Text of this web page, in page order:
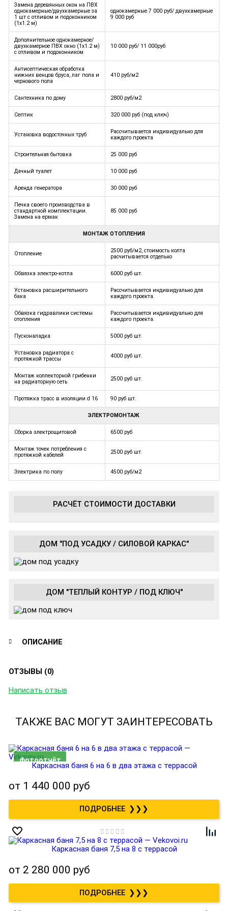
Замена деревянных окон на ПВХ
однокамерные/двухкамерные за
1 шт с отливом и подоконником
(1х1.2 м)
однокамерные 7 000 руб/ двухкамерные
9 000 руб
Дополнительное однокамерное/
двухкамерное ПВХ окно (1х1.2 м)
с отливом и подоконником
10 000 руб/ 11 000руб
Антисептическая обработка
нижних венцов бруса, лаг пола и
чернового пола
410 руб/м2
Сантехника по дому 2800 руб/м2
Септик 320 000 руб (под ключ)
Установка водосточных труб
Рассчитывается индивидуально для
каждого проекта
Строительная бытовка 25 000 руб
Дачный туалет 10 000 руб
Аренда генератора 30 000 руб
Печка своего производства в
стандартной комплектации.
Замена на ермак
85 000 руб
МОНТАЖ ОТОПЛЕНИЯ
Отопление
2500 руб/м2, стоимость колта
расчитывается отдельно
Обвязка электро-котла 6000 руб шт.
Установка расширительного
бака
Рассчитывается индивидуально для
каждого проекта.
Обвязка гидравлики системы
отопления
Рассчитывается индивидуально для
каждого проекта.
Пусконаладка 5000 руб шт.
Установка радиатора с
протяжкой трассы
4000 руб шт.
Монтаж коллекторной грибенки
на радиаторную сеть
2500 руб шт.
Протяжка трасс в изоляции d 16 90 руб шт.
ЭЛЕКТРОМОНТАЖ
Сборка электрощитовой 6500 руб
Монтаж точек потребления с
протяжкой кабелей
2500 руб шт.
Электрика по полу 4500 руб/м2
РАСЧЁТ СТОИМОСТИ ДОСТАВКИ
ДОМ "ПОД УСАДКУ / СИЛОВОЙ КАРКАС"
ДОМ "ТЕПЛЫЙ КОНТУР / ПОД КЛЮЧ"
ОПИСАНИЕ
ОТЗЫВЫ (0)
Написать отзыв
ТАКЖЕ ВАС МОГУТ ЗАИНТЕРЕСОВАТЬ
Каркасная баня 6 на 6 в два этажа с террасой
от 1 440 000 руб
❯❯❯
Каркасная баня 7,5 на 8 с террасой
от 2 280 000 руб
❯❯❯